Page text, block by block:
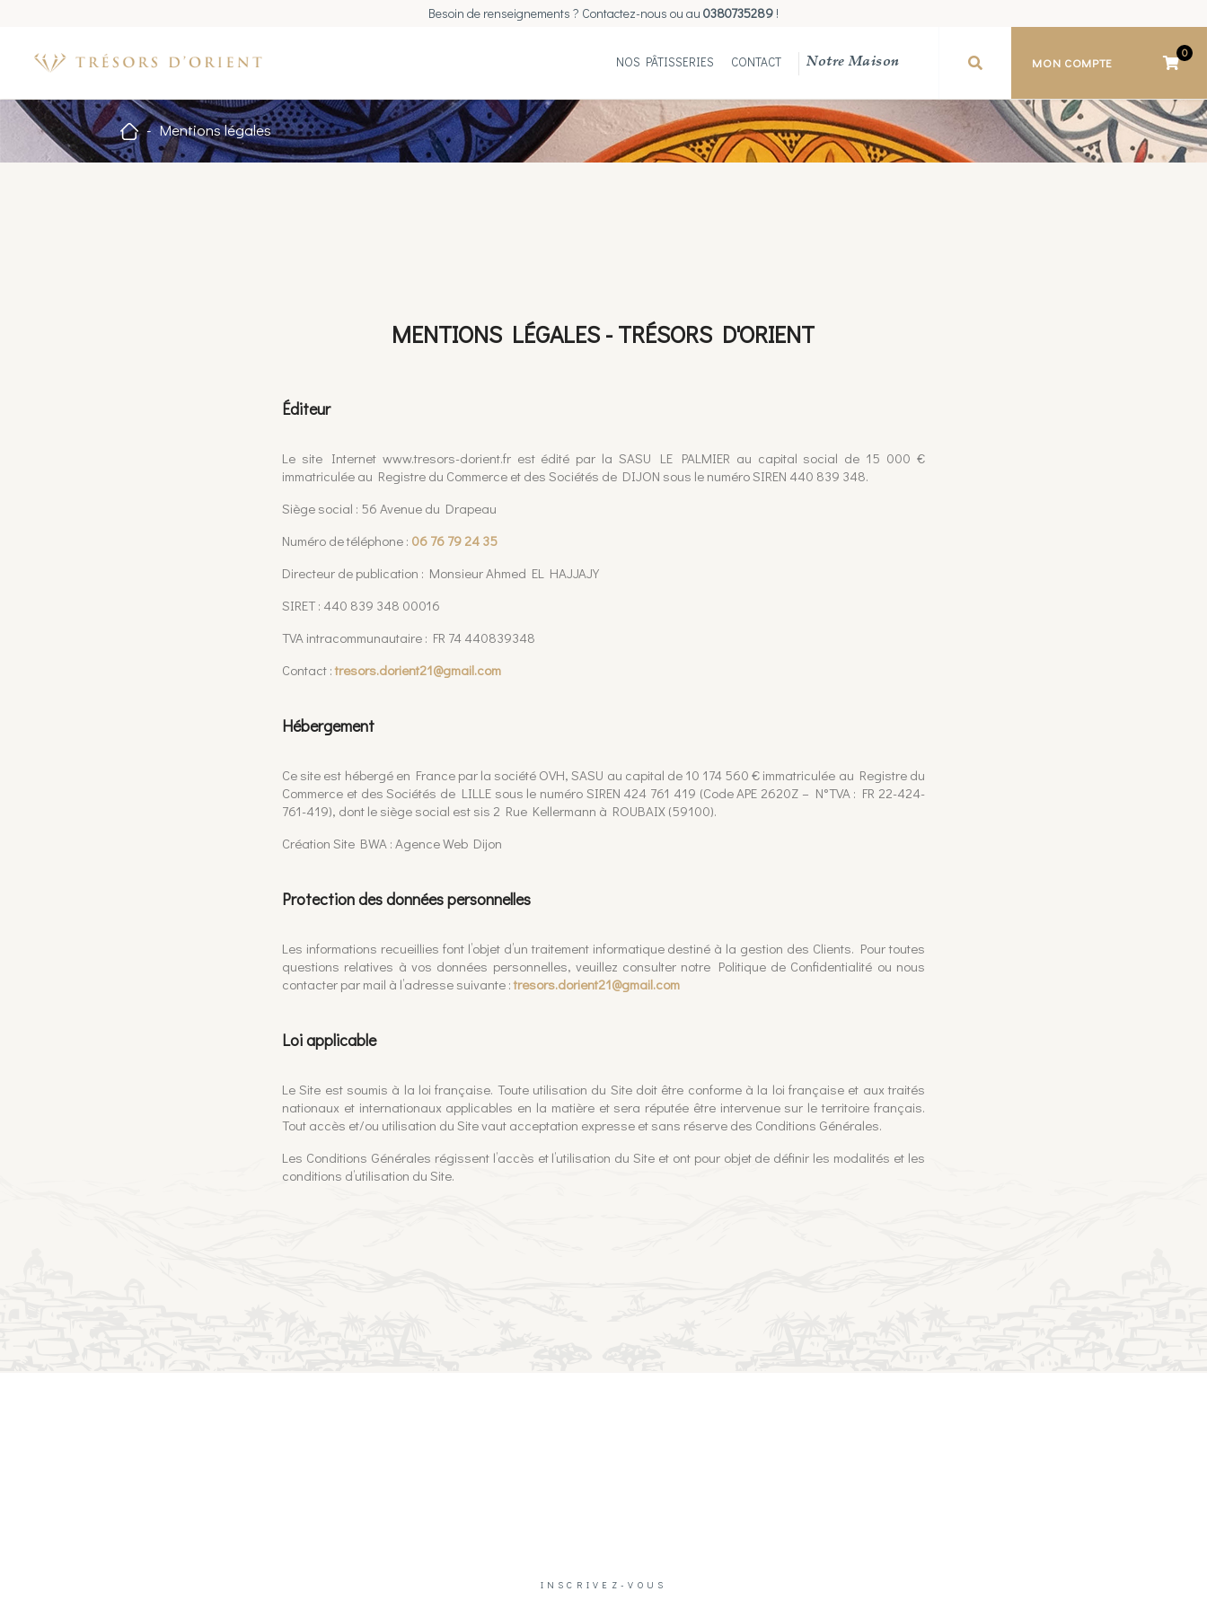
Besoin de renseignements ? Contactez-nous ou au 0380735289 !
NOS PÂTISSERIES CONTACT Notre Maison MON COMPTE
0
Mentions légales
MENTIONS LÉGALES - TRÉSORS D'ORIENT
Éditeur
Le site Internet www.tresors-dorient.fr est édité par la SASU LE PALMIER au capital social de 15 000 €
immatriculée au Registre du Commerce et des Sociétés de DIJON sous le numéro SIREN 440 839 348.
Siège social : 56 Avenue du Drapeau
Numéro de téléphone : 06 76 79 24 35
Directeur de publication : Monsieur Ahmed EL HAJJAJY
SIRET : 440 839 348 00016
TVA intracommunautaire : FR 74 440839348
Contact :tresors.dorient21@gmail.com
Hébergement
Ce site est hébergé en France par la société OVH, SASU au capital de 10 174 560 € immatriculée au Registre du
Commerce et des Sociétés de LILLE sous le numéro SIREN 424 761 419 (Code APE 2620Z – N°TVA : FR 22-424-
761-419), dont le siège social est sis 2 Rue Kellermann à ROUBAIX (59100).
Création Site BWA : Agence Web Dijon
Protection des données personnelles
Les informations recueillies font l’objet d’un traitement informatique destiné à la gestion des Clients. Pour toutes
questions relatives à vos données personnelles, veuillez consulter notre Politique de Confidentialité ou nous
contacter par mail à l’adresse suivante :tresors.dorient21@gmail.com
Loi applicable
Le Site est soumis à la loi française. Toute utilisation du Site doit être conforme à la loi française et aux traités
nationaux et internationaux applicables en la matière et sera réputée être intervenue sur le territoire français.
Tout accès et/ou utilisation du Site vaut acceptation expresse et sans réserve des Conditions Générales.
Les Conditions Générales régissent l’accès et l’utilisation du Site et ont pour objet de définir les modalités et les
conditions d’utilisation du Site.
INSCRIVEZ-VOUS